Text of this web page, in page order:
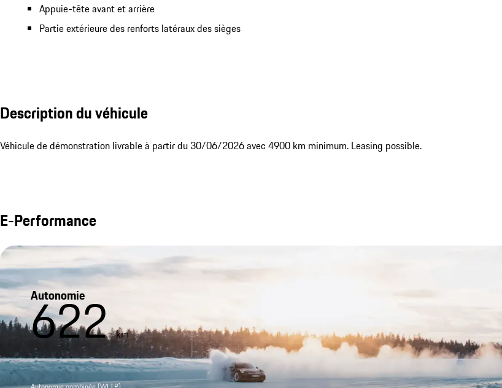
Appuie-tête avant et arrière
Partie extérieure des renforts latéraux des sièges
Description du véhicule
Véhicule de démonstration livrable à partir du 30/06/2026 avec 4900 km minimum. Leasing possible.
E-Performance
Autonomie
622 km